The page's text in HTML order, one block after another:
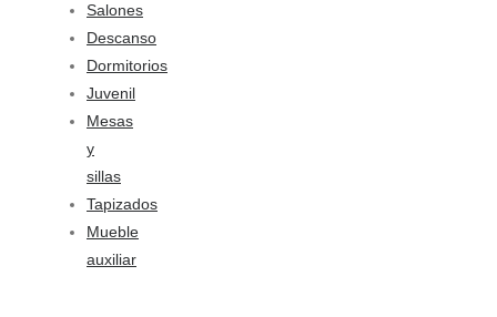
Salones
Descanso
Dormitorios
Juvenil
Mesas
y
sillas
Tapizados
Mueble
auxiliar